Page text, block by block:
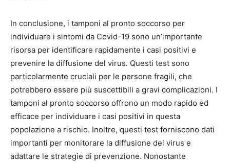
In conclusione, i tamponi al pronto soccorso per
individuare i sintomi da Covid-19 sono un’importante
risorsa per identificare rapidamente i casi positivi e
prevenire la diffusione del virus. Questi test sono
particolarmente cruciali per le persone fragili, che
potrebbero essere più suscettibili a gravi complicazioni. I
tamponi al pronto soccorso offrono un modo rapido ed
efficace per individuare i casi positivi in questa
popolazione a rischio. Inoltre, questi test forniscono dati
importanti per monitorare la diffusione del virus e
adattare le strategie di prevenzione. Nonostante